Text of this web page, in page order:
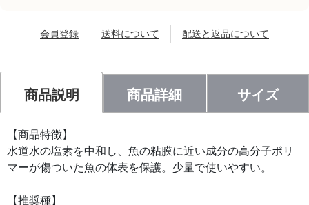
会員登録 送料について 配送と返品について
商品説明 商品詳細 サイズ
【商品特徴】
水道水の塩素を中和し、魚の粘膜に近い成分の高分子ポリ
マーが傷ついた魚の体表を保護。少量で使いやすい。
【推奨種】